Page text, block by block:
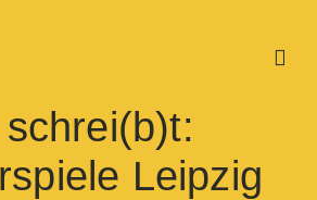
Leipzig